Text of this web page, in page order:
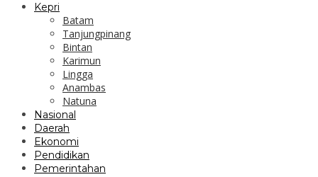
Kepri
Batam
Tanjungpinang
Bintan
Karimun
Lingga
Anambas
Natuna
Nasional
Daerah
Ekonomi
Pendidikan
Pemerintahan